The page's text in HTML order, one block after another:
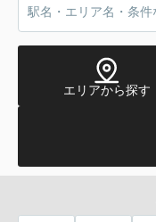
エリアから探す